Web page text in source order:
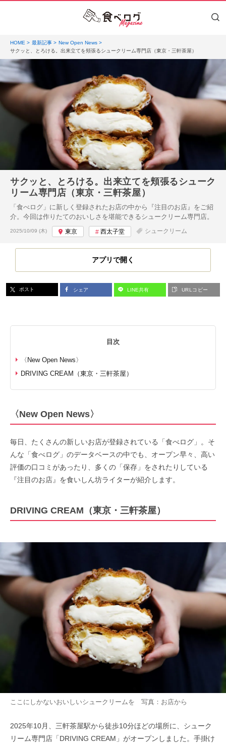
HOME 最新記事
New Open News
サクッと、とろける。出来立てを頬張るシュークリーム専門店（東京・三軒茶屋）
サクッと、とろける。出来立てを頬張るシューク
リーム専門店（東京・三軒茶屋）
「食べログ」に新しく登録されたお店の中から『注目のお店』をご紹
介。今回は作りたてのおいしさを堪能できるシュークリーム専門店。
投稿日:
2025/10/09 (木) 東京 西太子堂 シュークリーム
アプリで開く
ポスト シェア LINE共有 URLコピー
目次
〈New Open News〉
DRIVING CREAM（東京・三軒茶屋）
〈New Open News〉
毎日、たくさんの新しいお店が登録されている「食べログ」。そ
んな「食べログ」のデータベースの中でも、オープン早々、高い
評価の口コミがあったり、多くの「保存」をされたりしている
『注目のお店』を食いしん坊ライターが紹介します。
DRIVING CREAM（東京・三軒茶屋）
ここにしかないおいしいシュークリームを 写真：お店から
2025年10月、三軒茶屋駅から徒歩10分ほどの場所に、シューク
リーム専門店「DRIVING CREAM」がオープンしました。手掛け